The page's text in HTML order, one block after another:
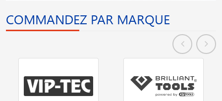
COMMANDEZ PAR MARQUE